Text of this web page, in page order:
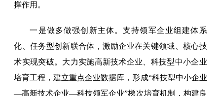
撑作用。
一是做多做强创新主体。支持领军企业组建体系
化、任务型创新联合体，激励企业在关键领域、核心技
术实现突破。大力实施高新技术企业、科技型中小企业
培育工程，建立重点企业数据库，形成“科技型中小企业
—高新技术企业—科技领军企业”梯次培育机制，构建良